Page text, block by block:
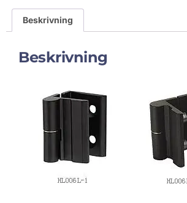
Beskrivning
Beskrivning